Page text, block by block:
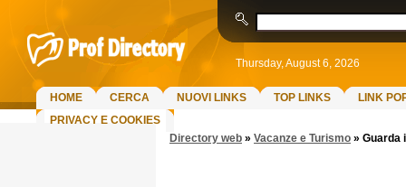
Thursday, August 6, 2026
HOME CERCA NUOVI LINKS TOP LINKS
LINK
PRIVACY E COOKIES
Directory web » Vacanze e Turismo » Guarda